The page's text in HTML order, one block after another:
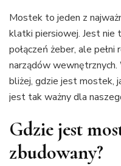
Mostek to jeden z
klatki piersiowej. Jest nie
połączeń żeber, ale
narządów
bliżej, gdzie jest mostek,
jest tak ważny dla
Gdzie jest
zbudowany?